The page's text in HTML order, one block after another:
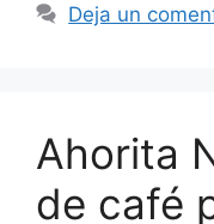
Deja un
Ahorita
de café